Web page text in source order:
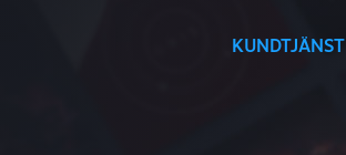
KUNDTJÄNST